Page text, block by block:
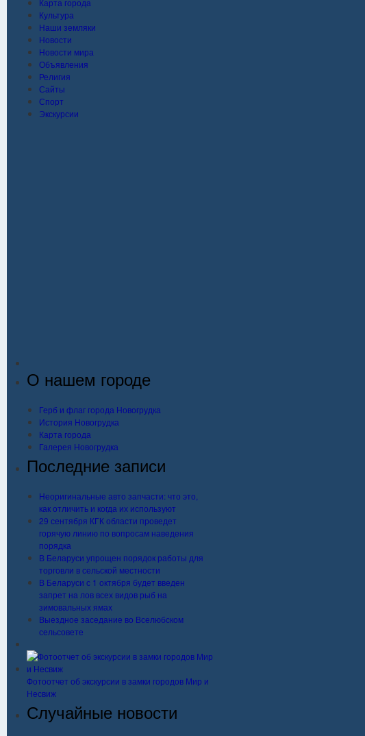
Карта города
Культура
Наши земляки
Новости
Новости мира
Объявления
Религия
Сайты
Спорт
Экскурсии
О нашем городе
Герб и флаг города Новогрудка
История Новогрудка
Карта города
Галерея Новогрудка
Последние записи
Неоригинальные авто запчасти: что это,
как отличить и когда их используют
29 сентября КГК области проведет
горячую линию по вопросам наведения
порядка
В Беларуси упрощен порядок работы для
торговли в сельской местности
В Беларуси с 1 октября будет введен
запрет на лов всех видов рыб на
зимовальных ямах
Выездное заседание во Вселюбском
сельсовете
Фотоотчет об экскурсии в замки городов Мир и
Несвиж
Случайные новости